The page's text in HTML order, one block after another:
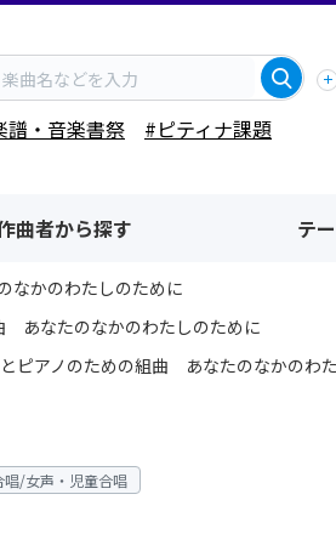
譜・音楽書祭
#ピティナ課題
曲者から探す テ
なかのわたしのために
あなたのなかのわたしのために
ピアノのための組曲 あなたのなかのわ
唱/女声・児童合唱